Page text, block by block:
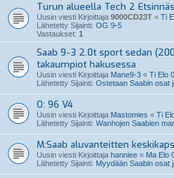
Turun alueella Tech 2
Uusin viesti Kirjoittaja 9000CD23T « Ti
Lähetetty Sijainti: OG 9-5
Vastaukset: 1
Saab 9-3 2.0t sport sedan
takaumpiot hakusessa
Uusin viesti Kirjoittaja Mane9-3 « Ti Elo
Lähetetty Sijainti: Ostetaan Saabin osat
O: 96 V4
Uusin viesti Kirjoittaja Mastomies « Ti
Lähetetty Sijainti: Wanhojen Saabien
M:Saab aluvanteitten
Uusin viesti Kirjoittaja hanniee « Ma Elo
Lähetetty Sijainti: Myydään Saabin osat